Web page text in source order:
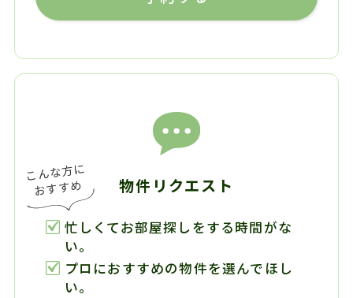
物件リクエスト
忙しくてお部屋探しをする時間がな
い。
プロにおすすめの物件を選んでほし
い。